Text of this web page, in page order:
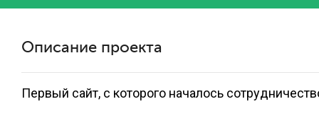
Описание проекта
Первый сайт, с которого началось